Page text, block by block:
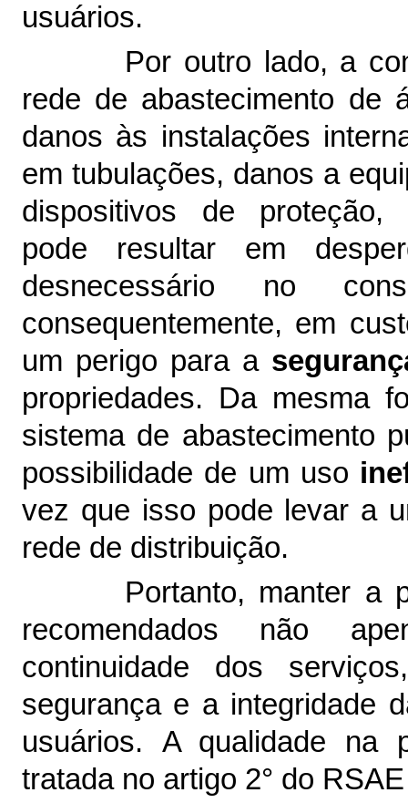
usuários.
Por outro lado, a
rede de abastecimento de
danos às instalações
em tubulações, danos a
dispositivos de
pode resultar em
desnecessário no
consequentemente, em
um perigo para a
propriedades. Da mesma
sistema de abastecimento
possibilidade de um uso
vez que isso pode levar a
rede de distribuição.
Portanto, manter a
recomendados não
continuidade dos
segurança e a integridade
usuários. A qualidade na
tratada no artigo 2° do